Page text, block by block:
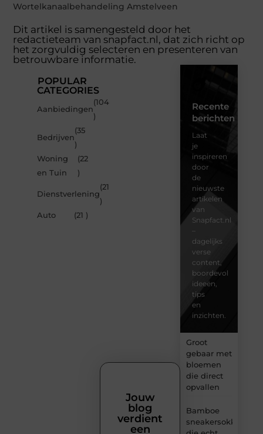
Wortelkanaalbehandeling Amstelveen
Dit artikel is samengesteld door het
redactieteam van snapfact.nl, dat zich richt op
het zorgvuldig selecteren en presenteren van
betrouwbare informatie.
POPULAR
CATEGORIES
Aanbiedingen
(104
)
Bedrijven
(35
)
Woning
en Tuin
(22
)
Dienstverlening
(21
)
Auto
(21 )
Recente
berichten
Laat
je
inspireren
door
de
nieuwste
artikelen
van
Snapfact.nl
–
dagelijks
verse
content,
boordevol
ideeën,
tips
en
inzichten.
Groot
gebaar met
bloemen
die direct
opvallen
Bamboe
sneakersokken
Jouw
blog
verdient
een